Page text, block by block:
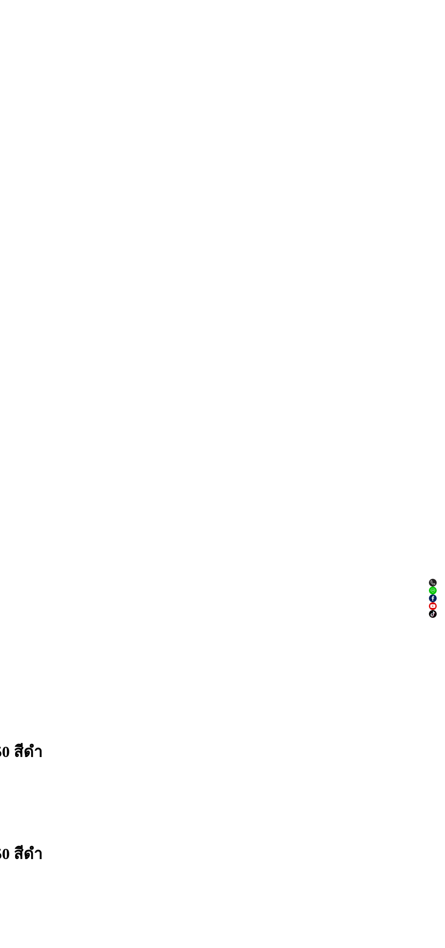
สีดำ
สีดำ